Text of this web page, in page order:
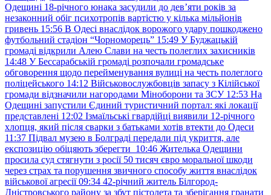
Одещині 18-річного юнака засудили до дев’яти років за
незаконний обіг психотропів вартістю у кілька мільйонів
гривень 15:56 В Одесі внаслідок ворожого удару пошкоджено
футбольний стадіон “Чорноморець” 15:49 У Буджацькій
громаді відкрили Алею Слави на честь полеглих захисників
14:48 У Бессарабській громаді розпочали громадське
обговорення щодо перейменування вулиці на честь полеглого
поліцейського 14:12 Військовослужбовців запасу з Кілійської
громади відзначили нагородами Міноборони та ЗСУ 12:53 На
Одещині запустили Єдиний туристичний портал: які локації
представлені 12:02 Ізмаїльські гвардійці виявили 12-річного
хлопця, який після сварки з батьками хотів втекти до Одеси
11:37 Підвал музею в Болграді передали під укриття, але
експозицію обіцяють зберегти 10:46 Жителька Одещини
просила суд стягнути з росії 50 тисяч євро моральної шкоди
через страх та порушення звичного способу життя внаслідок
військової агресії 09:34 42-річний житель Білгород-
Дністровського району за збут пістолета та зберігання гранати